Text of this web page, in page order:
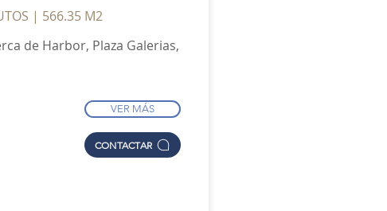
| 566.35 M2
de Harbor, Plaza Galerias,
VER MÁS
CONTACTAR